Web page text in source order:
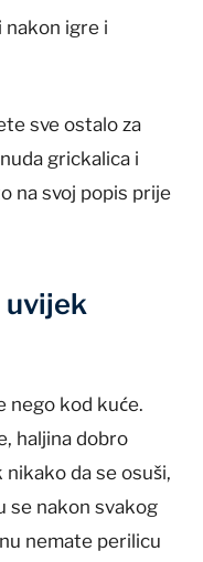
nakon igre i
sve ostalo za
grickalica i
na svoj popis prije
uvijek
nego kod kuće.
haljina dobro
da se osuši,
se nakon svakog
nemate perilicu